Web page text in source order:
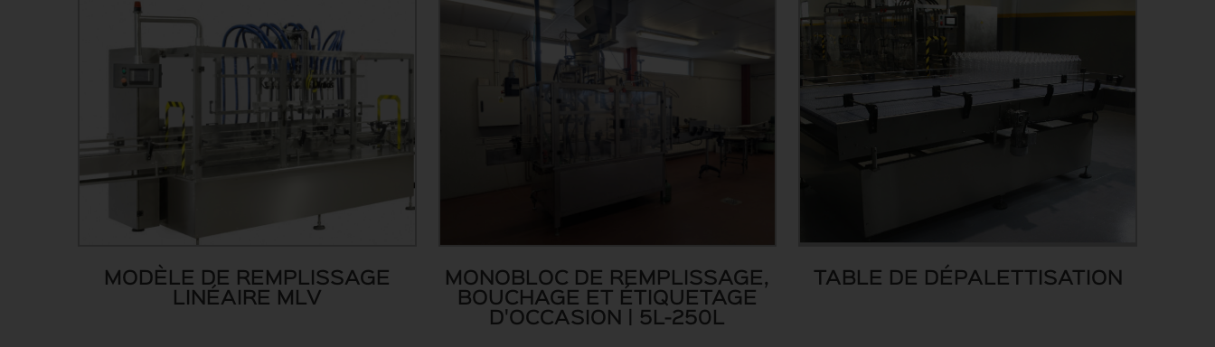
MODÈLE DE REMPLISSAGE
LINÉAIRE MLV
MONOBLOC DE REMPLISSAGE,
BOUCHAGE ET ÉTIQUETAGE
D'OCCASION | 5L-250L
TABLE DE DÉPALETTISATION